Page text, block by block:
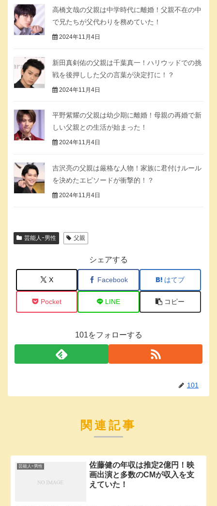
高橋文哉の父親は中学時代に離婚！父親不在の中
で兄たちが父代わりを務めていた！
2024年11月4日
新田真剣佑の父親は千葉真一！ハリウッドでの挑
戦を後押しした父の言葉が決定打に！？
2024年11月4日
平野紫耀の父親は幼少期に離婚！母親の再婚で新
しい父親との生活が始まった！
2024年11月4日
吉沢亮の父親は厳格な人物！家族に君付けルール
を決めたエピソードが衝撃的！？
2024年11月4日
芸能人ｰ男性 父親
シェアする
X Facebook はてブ
Pocket LINE コピー
101をフォローする
101
関連記事
芸能人ｰ男性
佐藤健の年収は推定2億円！映
画出演と多数のCMが収入を支
えていた！